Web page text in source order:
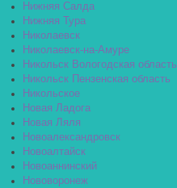
Нижняя Салда
Нижняя Тура
Николаевск
Николаевск-на-Амуре
Никольск Вологодская область
Никольск Пензенская область
Никольское
Новая Ладога
Новая Ляля
Новоалександровск
Новоалтайск
Новоаннинский
Нововоронеж